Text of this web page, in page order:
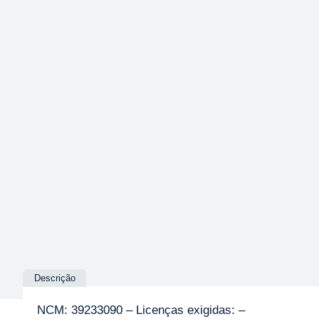
Descrição
NCM: 39233090 – Licenças exigidas: –